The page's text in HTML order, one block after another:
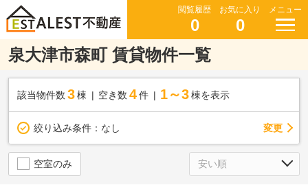
閲覧履歴
0
お気に入り
0
メニュー
泉大津市森町 賃貸物件一覧
該当物件数 3棟 空き数 4 件 1～3 棟を表示
絞り込み条件： なし 変更
空室のみ